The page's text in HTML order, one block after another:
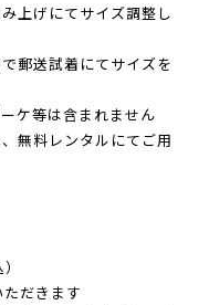
上げにてサイズ調整し
郵送試着にてサイズを
ケ等は含まれません
無料レンタルにてご用
だきます